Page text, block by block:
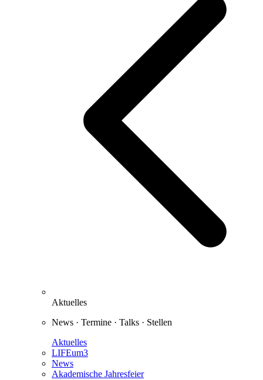
Aktuelles
News · Termine · Talks · Stellen
Aktuelles
LIFEum3
News
Akademische Jahresfeier